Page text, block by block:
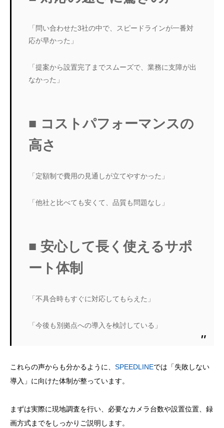
「問い合わせた3社の中で、スピードラインが一番対
応が早かった」
「提案から設置完了までスムーズで、業務に支障が出
なかった」
■ コストパフォーマンスの
高さ
「定額制で費用の見通しが立てやすかった」
「他社と比べても安くて、品質も問題なし」
■ 安心して長く使えるサポ
ート体制
「不具合時もすぐに対応してもらえた」
「今後も別拠点への導入を検討している」
これらの声からも分かるように、 SPEEDLINEでは「失敗しない
導入」に向けた体制が整っています。
まずは実際に現地調査を行い、必要なカメラ台数や設置位置、録
画方式までをしっかりご説明します。